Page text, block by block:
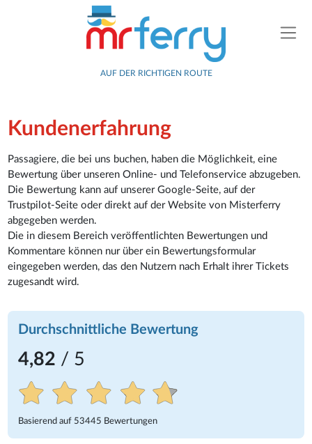
AUF DER RICHTIGEN ROUTE
Kundenerfahrung
Passagiere, die bei uns buchen, haben die Möglichkeit, eine
Bewertung über unseren Online- und Telefonservice abzugeben.
Die Bewertung kann auf unserer Google-Seite, auf der
Trustpilot-Seite oder direkt auf der Website von Misterferry
abgegeben werden.
Die in diesem Bereich veröffentlichten Bewertungen und
Kommentare können nur über ein Bewertungsformular
eingegeben werden, das den Nutzern nach Erhalt ihrer Tickets
zugesandt wird.
Durchschnittliche Bewertung
4,82 / 5
Basierend auf 53445 Bewertungen